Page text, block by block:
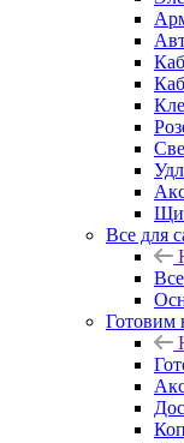
Все для
Готовим